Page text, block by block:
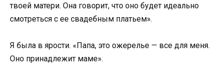
твоей матери. Она говорит, что оно будет идеально
смотреться с ее свадебным платьем».
Я была в ярости. «Папа, это ожерелье — все для меня.
Оно принадлежит маме».